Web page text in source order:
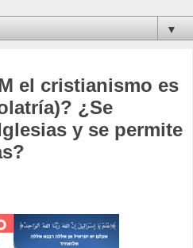
▼
el cristianismo es
¿Se
y se permite